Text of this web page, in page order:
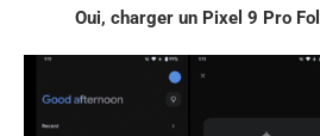
Oui, charger un Pixel 9 Pro